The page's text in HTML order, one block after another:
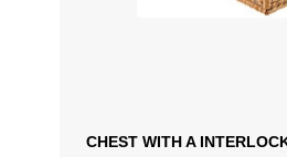
CHEST WITH A